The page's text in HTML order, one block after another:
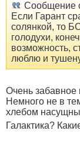
Сообщение
Если Гарант
солянкой, то
голодухи,
возможность,
люблю и
Очень забавное
Немного не в
хлебом
Галактика?